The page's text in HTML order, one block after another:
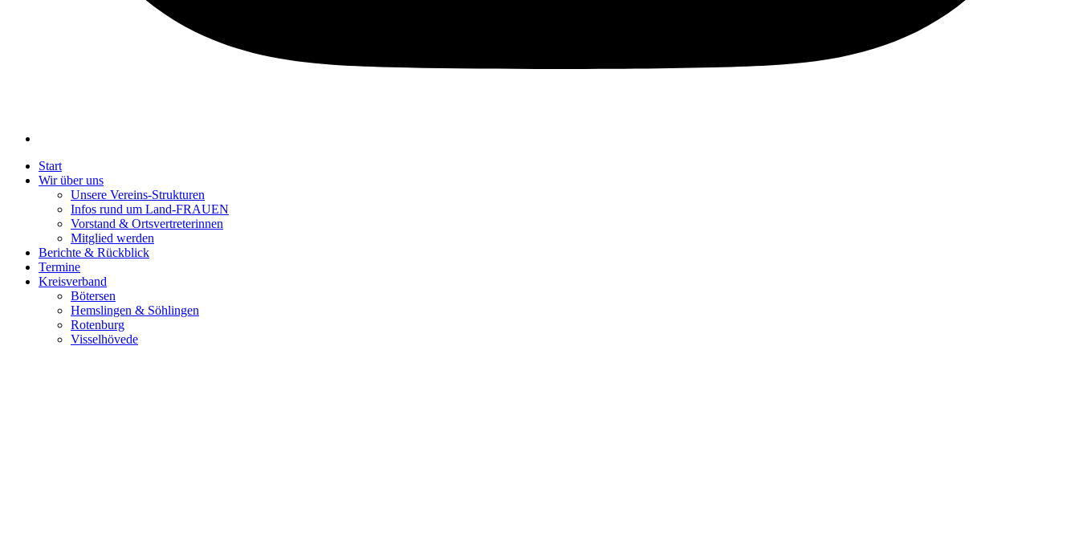
Start
Wir über uns
Unsere Vereins-Strukturen
Infos rund um Land-FRAUEN
Vorstand & Ortsvertreterinnen
Mitglied werden
Berichte & Rückblick
Termine
Kreisverband
Bötersen
Hemslingen & Söhlingen
Rotenburg
Visselhövede